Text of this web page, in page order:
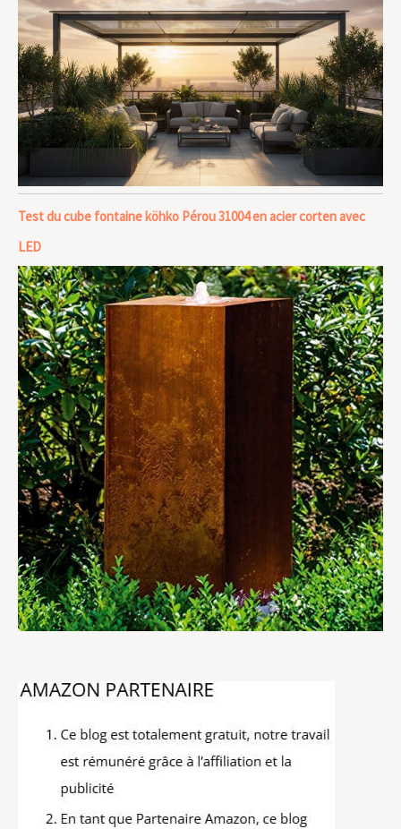
Test du cube fontaine köhko Pérou 31004 en acier corten avec
LED